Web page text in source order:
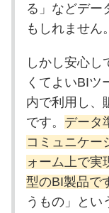
る」などデー
もしれません。
しかし安心し
くてよいBIツ
内で利用し、
です。 データ
コミュニケー
ォーム上で実
型のBI製品で
うもの」とい